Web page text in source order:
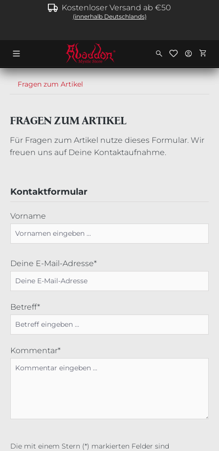
springen Kostenloser Versand ab €50
(innerhalb Deutschlands)
Fragen zum Artikel
FRAGEN ZUM ARTIKEL
Für Fragen zum Artikel nutze dieses Formular. Wir
freuen uns auf Deine Kontaktaufnahme.
Kontaktformular
Vorname
Deine E-Mail-Adresse*
Betreff*
Kommentar*
Die mit einem Stern (*) markierten Felder sind